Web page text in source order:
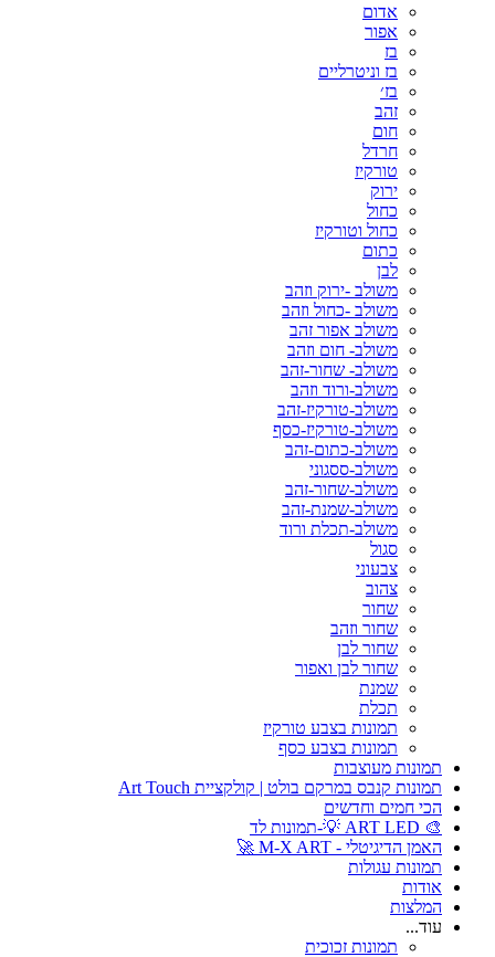
אדום
אפור
בז
בז וניטרליים
בז׳
זהב
חום
חרדל
טורקיז
ירוק
כחול
כחול וטורקיז
כתום
לבן
משולב -ירוק וזהב
משולב -כחול וזהב
משולב אפור זהב
משולב- חום וזהב
משולב- שחור-זהב
משולב-ורוד וזהב
משולב-טורקיז-זהב
משולב-טורקיז-כסף
משולב-כתום-זהב
משולב-ססגוני
משולב-שחור-זהב
משולב-שמנת-זהב
משולב-תכלת ורוד
סגול
צבעוני
צהוב
שחור
שחור וזהב
שחור לבן
שחור לבן ואפור
שמנת
תכלת
תמונות בצבע טורקיז
תמונות בצבע כסף
תמונות מעוצבות
תמונות קנבס במרקם בולט | קולקציית Art Touch
הכי חמים וחדשים
🎨 ART LED 💡-תמונות לד
האמן הדיגיטלי - M-X ART 🚀
תמונות עגולות
אודות
המלצות
עוד...
תמונות זכוכית